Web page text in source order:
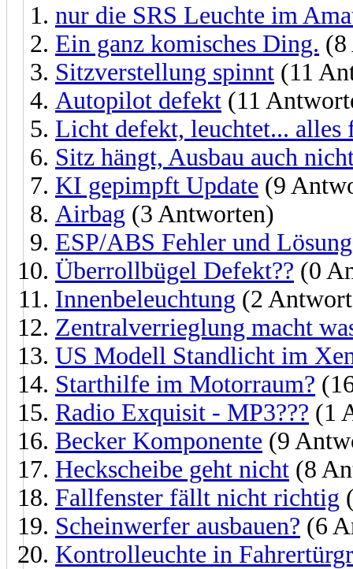
nur die SRS Leuchte im
Ein ganz komisches Ding. (8
Sitzverstellung spinnt (11
Autopilot defekt (11
Licht defekt, leuchtet...
Sitz hängt, Ausbau auch
KI gepimpft Update (9
Airbag (3 Antworten)
ESP/ABS Fehler und Lösung
Überrollbügel Defekt?? (0
Innenbeleuchtung (2
Zentralverrieglung macht
US Modell Standlicht im
Starthilfe im Motorraum?
Radio Exquisit - MP3??? (1
Becker Komponente (9
Heckscheibe geht nicht (8
Fallfenster fällt nicht richtig
Scheinwerfer ausbauen? (6
Kontrolleuchte in